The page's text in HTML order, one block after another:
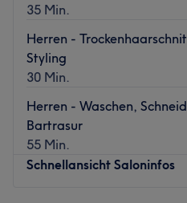
35 Min.
Herren -
Styling
30 Min.
Herren - Waschen,
Bartrasur
55 Min.
Schnellansicht Saloninfos